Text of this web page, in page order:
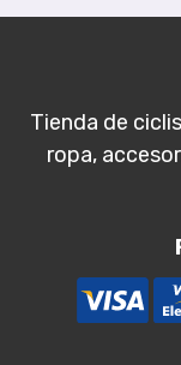
Tienda de
ropa,